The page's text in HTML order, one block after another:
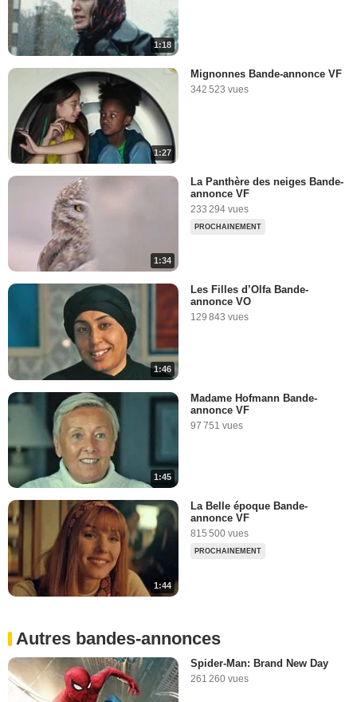
1:18
1:27
Mignonnes Bande-annonce VF
342 523 vues
1:34
La Panthère des neiges Bande-
annonce VF
233 294 vues
PROCHAINEMENT
1:46
Les Filles d’Olfa Bande-
annonce VO
129 843 vues
1:45
Madame Hofmann Bande-
annonce VF
97 751 vues
1:44
La Belle époque Bande-
annonce VF
815 500 vues
PROCHAINEMENT
Autres bandes-annonces
Spider-Man: Brand New Day
261 260 vues